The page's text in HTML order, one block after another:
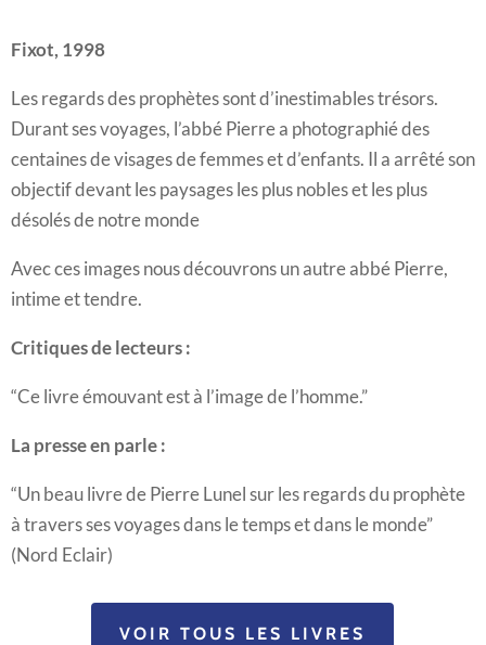
Fixot, 1998
Les regards des prophètes sont d’inestimables trésors.
Durant ses voyages, l’abbé Pierre a photographié des
centaines de visages de femmes et d’enfants. Il a arrêté son
objectif devant les paysages les plus nobles et les plus
désolés de notre monde
Avec ces images nous découvrons un autre abbé Pierre,
intime et tendre.
Critiques de lecteurs :
“Ce livre émouvant est à l’image de l’homme.”
La presse en parle :
“Un beau livre de Pierre Lunel sur les regards du prophète
à travers ses voyages dans le temps et dans le monde”
(Nord Eclair)
VOIR TOUS LES LIVRES